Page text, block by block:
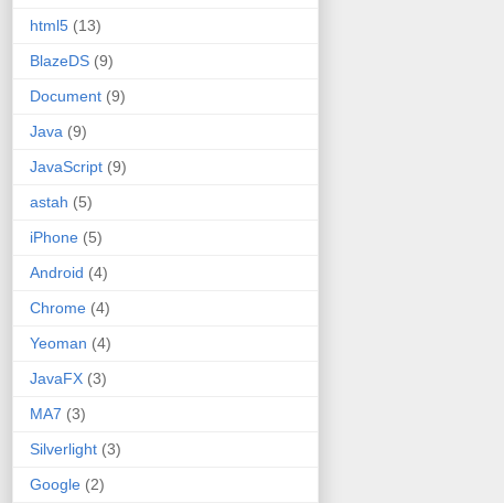
html5 (13)
BlazeDS (9)
Document (9)
Java (9)
JavaScript (9)
astah (5)
iPhone (5)
Android (4)
Chrome (4)
Yeoman (4)
JavaFX (3)
MA7 (3)
Silverlight (3)
Google (2)